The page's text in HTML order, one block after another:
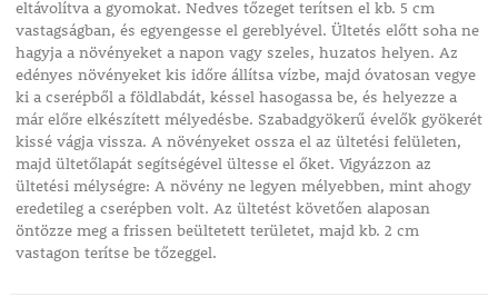
eltávolítva a gyomokat. Nedves tőzeget terítsen el kb. 5 cm
vastagságban, és egyengesse el gereblyével. Ültetés előtt soha ne
hagyja a növényeket a napon vagy szeles, huzatos helyen. Az
edényes növényeket kis időre állítsa vízbe, majd óvatosan vegye
ki a cserépből a földlabdát, késsel hasogassa be, és helyezze a
már előre elkészített mélyedésbe. Szabadgyökerű évelők gyökerét
kissé vágja vissza. A növényeket ossza el az ültetési felületen,
majd ültetőlapát segítségével ültesse el őket. Vigyázzon az
ültetési mélységre: A növény ne legyen mélyebben, mint ahogy
eredetileg a cserépben volt. Az ültetést követően alaposan
öntözze meg a frissen beültetett területet, majd kb. 2 cm
vastagon terítse be tőzeggel.